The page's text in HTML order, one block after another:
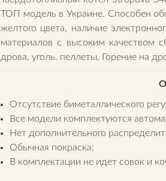
ТОП модель в Украине. Способен
желтого цвета, наличие
материалов с высоким качеством
дрова, уголь. пеллеты. Горение на
Отсутствие биметаллического
Все модели комплектуются
Нет дополнительного
Обычная покраска;
В комплектации не идет совок и